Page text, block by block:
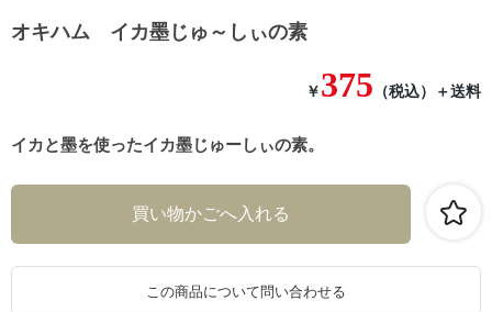
オキハム イカ墨じゅ～しぃの素
イカと墨を使ったイカ墨じゅーしぃの素。
￥ 375 （税込） ＋送料
この商品について問い合わせる